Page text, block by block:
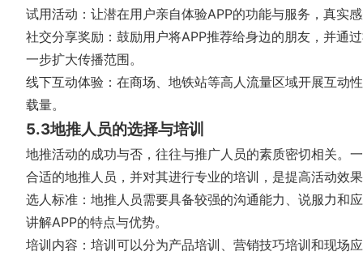
试用活动：让潜在用户亲自体验APP的功能与服务，真实
社交分享奖励：鼓励用户将APP推荐给身边的朋友，并通
一步扩大传播范围。
线下互动体验：在商场、地铁站等高人流量区域开展互动
载量。
5.3地推人员的选择与培训
地推活动的成功与否，往往与推广人员的素质密切相关。
合适的地推人员，并对其进行专业的培训，是提高活动效
选人标准：地推人员需要具备较强的沟通能力、说服力和
讲解APP的特点与优势。
培训内容：培训可以分为产品培训、营销技巧培训和现场